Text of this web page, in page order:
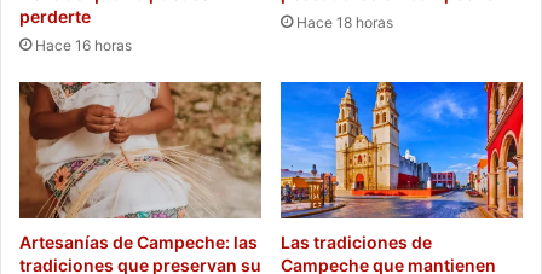
perderte
Hace 16 horas
Hace 18 horas
Artesanías de Campeche: las
tradiciones que preservan su
Las tradiciones de
Campeche que mantienen